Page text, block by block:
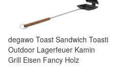
degawo Toast Sandwich Toasti
Outdoor Lagerfeuer Kamin
Grill Eisen Fancy Holz